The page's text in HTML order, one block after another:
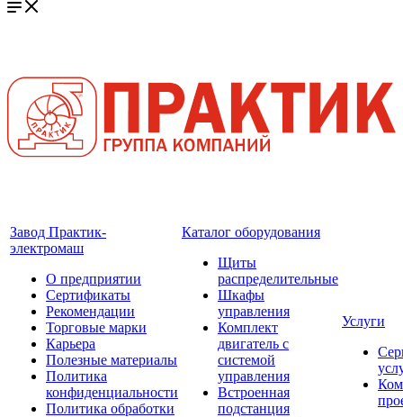
Завод Практик-
электромаш
О предприятии
Сертификаты
Рекомендации
Торговые марки
Карьера
Полезные материалы
Политика
конфиденциальности
Политика обработки
Каталог оборудования
Щиты
распределительные
Шкафы
управления
Комплект
двигатель с
системой
управления
Встроенная
подстанция
Услуги